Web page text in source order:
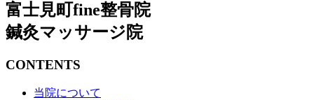
富士見町fine整骨院
鍼灸マッサージ院
CONTENTS
当院について